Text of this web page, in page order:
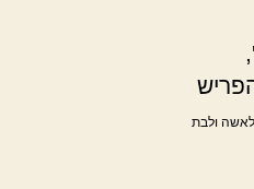
לאשה ולבת